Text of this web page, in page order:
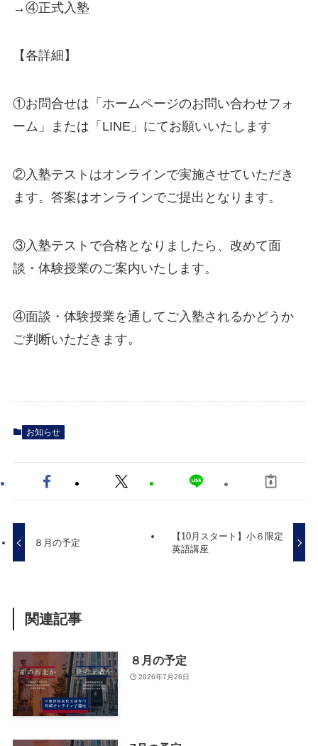
→④正式入塾
【各詳細】
①お問合せは「ホームページのお問い合わせフォ
ーム」または「LINE」にてお願いいたします
②入塾テストはオンラインで実施させていただき
ます。答案はオンラインでご提出となります。
③入塾テストで合格となりましたら、改めて面
談・体験授業のご案内いたします。
④面談・体験授業を通してご入塾されるかどうか
ご判断いただきます。
お知らせ
８月の予定
【10月スタート】小６限定
英語講座
関連記事
８月の予定
2026年7月26日